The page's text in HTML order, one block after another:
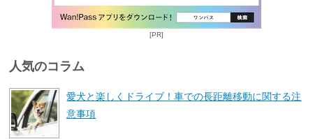
[PR]
人気のコラム
愛犬と楽しくドライブ！車での長距離移動に関する注
意事項